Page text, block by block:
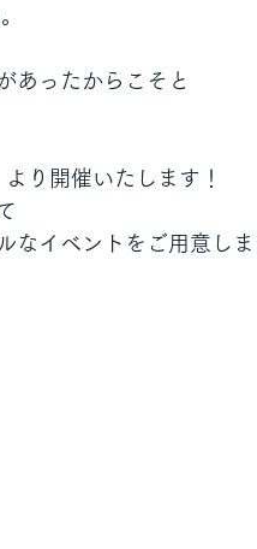
あったからこそと
り開催いたします！
なイベントをご用意し